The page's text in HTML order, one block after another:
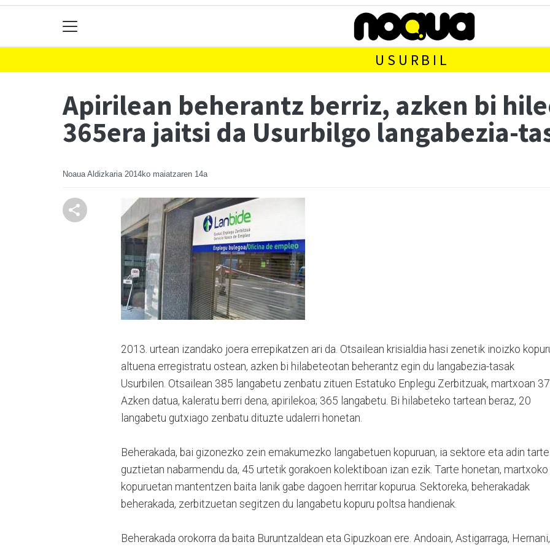
USURBIL
Apirilean beherantz berriz, azken bi
365era jaitsi da Usurbilgo langabezia-
Noaua Aldizkaria 2014ko maiatzaren 14a
2013. urtean izandako joera errepikatzen ari da. Otsailean krisialdia hasi zenetik inoizko
altuena erregistratu ostean, azken bi hilabeteotan beherantz egin du langabezia-tasak
Usurbilen. Otsailean 385 langabetu zenbatu zituen Estatuko Enplegu Zerbitzuak, martxoan
Azken datua, kaleratu berri dena, apirilekoa; 365 langabetu. Bi hilabeteko tartean beraz, 20
langabetu gutxiago zenbatu dituzte udalerri honetan.
Beherakada, bai gizonezko zein emakumezko langabetuen kopuruan, ia sektore eta adin tarte
guztietan nabarmendu da, 45 urtetik gorakoen kolektiboan izan ezik. Tarte honetan, martxoko
kopuruetan mantentzen baita lanik gabe dagoen herritar kopurua. Sektoreka, beherakadak
beherakada, zerbitzuetan segitzen du langabetu kopuru poltsa handienak.
Beherakada orokorra da baita Buruntzaldean eta Gipuzkoan ere. Andoain, Astigarraga, Hernani,